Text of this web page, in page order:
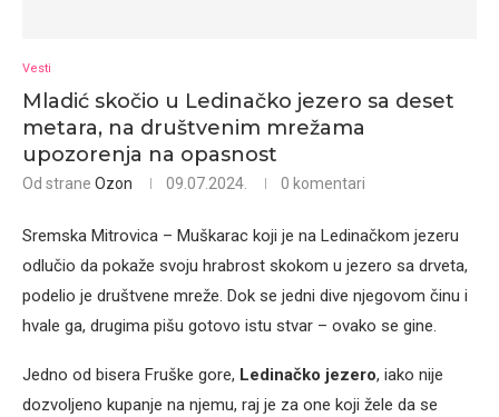
Vesti
Mladić skočio u Ledinačko jezero sa deset
metara, na društvenim mrežama
upozorenja na opasnost
Od strane Ozon 09.07.2024. 0 komentari
Sremska Mitrovica – Muškarac koji je na Ledinačkom jezeru
odlučio da pokaže svoju hrabrost skokom u jezero sa drveta,
podelio je društvene mreže. Dok se jedni dive njegovom činu i
hvale ga, drugima pišu gotovo istu stvar – ovako se gine.
Jedno od bisera Fruške gore, Ledinačko jezero, iako nije
dozvoljeno kupanje na njemu, raj je za one koji žele da se